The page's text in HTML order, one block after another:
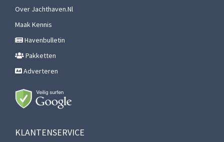
Over Jachthaven.nl
Maak Kennis
Havenbulletin
Pakketten
Adverteren
KLANTENSERVICE